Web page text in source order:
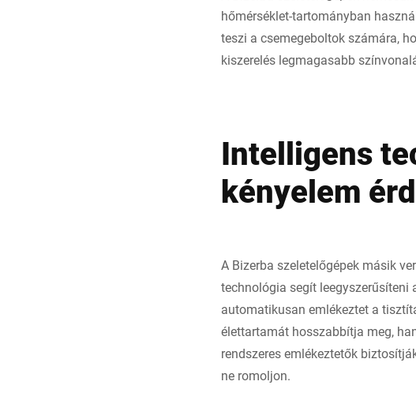
hőmérséklet-tartományban
teszi a csemegeboltok számára,
kiszerelés legmagasabb
Intelligens
kényelem
A Bizerba szeletelőgépek másik
technológia segít
automatikusan emlékeztet a
élettartamát hosszabbítja meg,
rendszeres emlékeztetők
ne romoljon.